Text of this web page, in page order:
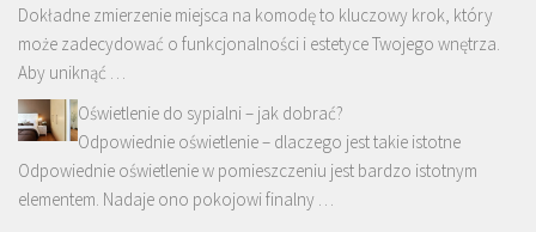
Dokładne zmierzenie miejsca na komodę to kluczowy krok, który
może zadecydować o funkcjonalności i estetyce Twojego wnętrza.
Aby uniknąć …
Oświetlenie do sypialni – jak dobrać?
Odpowiednie oświetlenie – dlaczego jest takie istotne
Odpowiednie oświetlenie w pomieszczeniu jest bardzo istotnym
elementem. Nadaje ono pokojowi finalny …